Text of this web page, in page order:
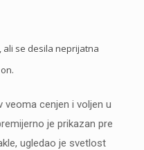
ali se desila neprijatna
veoma cenjen i voljen u
je prikazan pre
ugledao je svetlost